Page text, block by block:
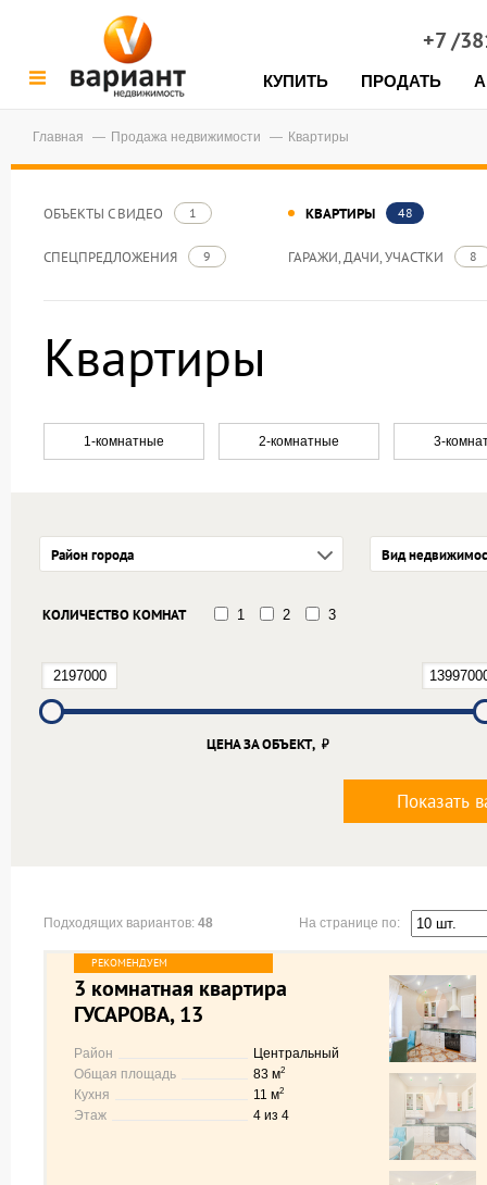
+7 /
КУПИТЬ ПРОДАТЬ
Главная Продажа недвижимости Квартиры
ОБЪЕКТЫ С ВИДЕО 1 КВАРТИРЫ 48
СПЕЦПРЕДЛОЖЕНИЯ 9 ГАРАЖИ, ДАЧИ, УЧАСТКИ 8
Квартиры
1-комнатные 2-комнатные 3-
Район города Вид
КОЛИЧЕСТВО КОМНАТ 1 2 3
ЦЕНА ЗА ОБЪЕКТ,
Показать
Подходящих вариантов: 48 На странице по:
3 комнатная квартира
ГУСАРОВА, 13
Район
Центральный
Общая площадь
83 м2
Кухня 11 м2
Этаж 4 из 4